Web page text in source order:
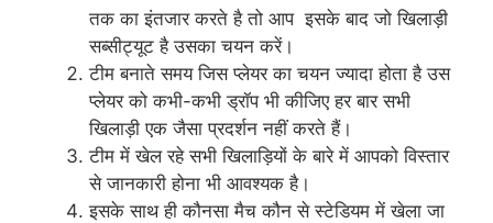
तक का इंतजार करते है तो आप इसके बाद जो खिलाड़ी
सब्सीट्यूट है उसका चयन करें।
टीम बनाते समय जिस प्लेयर का चयन ज्यादा होता है उस
प्लेयर को कभी-कभी ड्रॉप भी कीजिए हर बार सभी
खिलाड़ी एक जैसा प्रदर्शन नहीं करते हैं।
टीम में खेल रहे सभी खिलाड़ियों के बारे में आपको विस्तार
से जानकारी होना भी आवश्यक है।
इसके साथ ही कौनसा मैच कौन से स्टेडियम में खेला जा